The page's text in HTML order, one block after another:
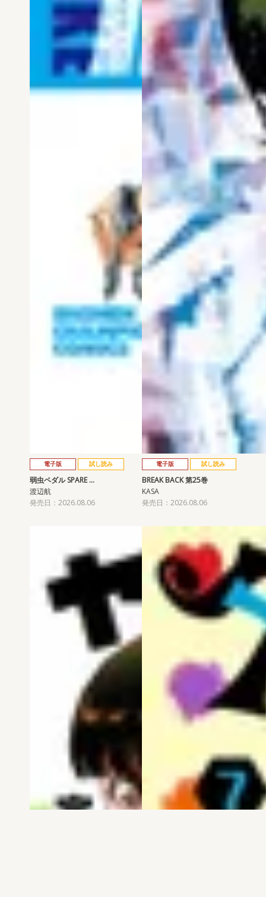
電子版 試し読み
弱虫ペダル SPARE …
渡辺航
発売日：2026.08.06
電子版 試し読み
BREAK BACK 第25巻
KASA
発売日：2026.08.06